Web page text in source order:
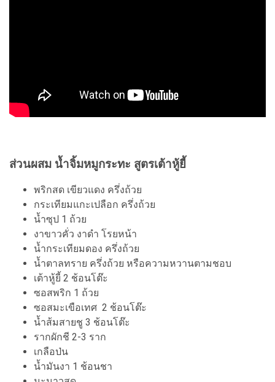
ส่วนผสม น้ำจิ้มหมูกระทะ สูตรเต้าหู้ยี้
พริกสด เขียวแดง ครึ่งถ้วย
กระเทียมแกะเปลือก ครึ่งถ้วย
น้ำซุป 1 ถ้วย
งาขาวคั่ว งาดำ โรยหน้า
น้ำกระเทียมดอง ครึ่งถ้วย
น้ำตาลทราย ครึ่งถ้วย หรือความหวานตามชอบ
เต้าหู้ยี้ 2 ช้อนโต๊ะ
ซอสพริก 1 ถ้วย
ซอสมะเขือเทศ 2 ช้อนโต๊ะ
น้ำส้มสายชู 3 ช้อนโต๊ะ
รากผักชี 2-3 ราก
เกลือป่น
น้ำมันงา 1 ช้อนชา